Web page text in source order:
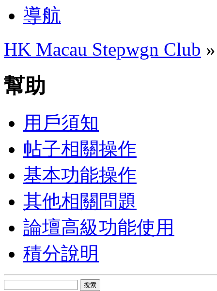
導航
HK Macau Stepwgn Club
幫助
用戶須知
帖子相關操作
基本功能操作
其他相關問題
論壇高級功能使用
積分說明
搜索